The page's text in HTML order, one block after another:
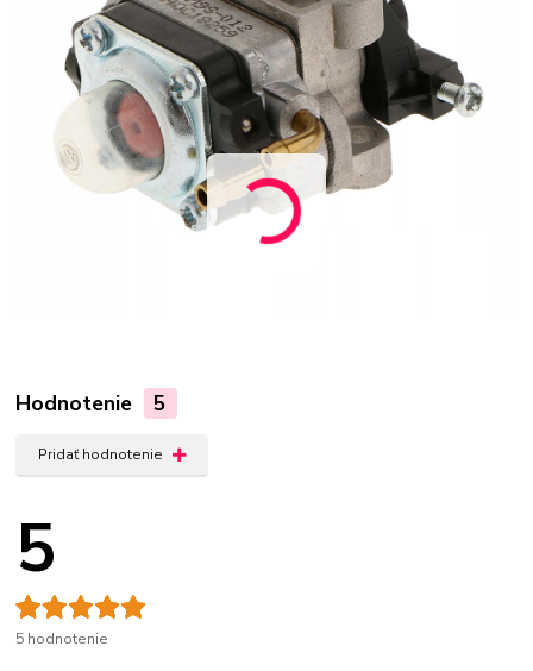
Hodnotenie 5
Pridať hodnotenie
5
5 hodnotenie